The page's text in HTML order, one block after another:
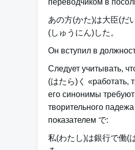
переводчиком в
あの方(かた)は大臣(だ
(しゅうにん)した。
Он вступил в
Следует учитывать,
(はたら)く «работать,
его синонимы требуют
творительного падежа
показателем で:
私(わたし)は銀行で働(